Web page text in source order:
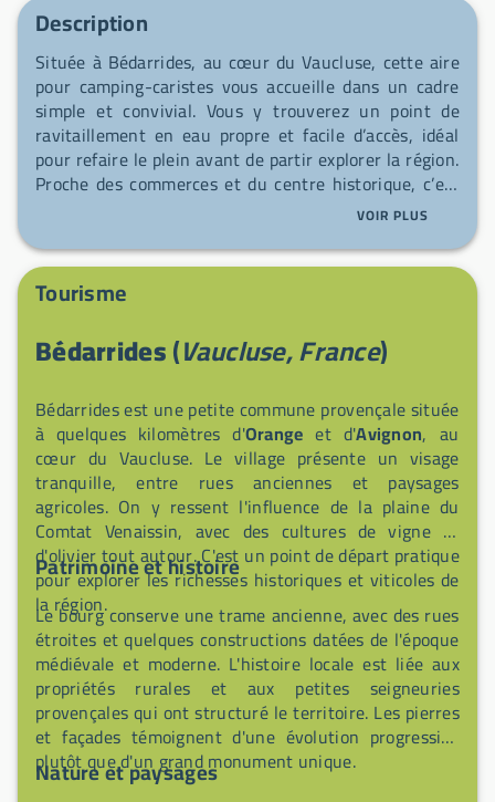
Description
Située à Bédarrides, au cœur du Vaucluse, cette aire
pour camping-caristes vous accueille dans un cadre
simple et convivial. Vous y trouverez un point de
ravitaillement en eau propre et facile d’accès, idéal
pour refaire le plein avant de partir explorer la région.
Proche des commerces et du centre historique, c’est
un arrêt pratique et chaleureux pour reprendre des
VOIR PLUS
Tourisme
Bédarrides(Vaucluse, France)
Bédarrides est une petite commune provençale située
à quelques kilomètres d'Orange et d'Avignon, au
cœur du Vaucluse. Le village présente un visage
tranquille, entre rues anciennes et paysages
agricoles. On y ressent l'influence de la plaine du
Comtat Venaissin, avec des cultures de vigne et
d'olivier tout autour. C'est un point de départ pratique
pour explorer les richesses historiques et viticoles de
la région.
Patrimoine et histoire
Le bourg conserve une trame ancienne, avec des rues
étroites et quelques constructions datées de l'époque
médiévale et moderne. L'histoire locale est liée aux
propriétés rurales et aux petites seigneuries
provençales qui ont structuré le territoire. Les pierres
et façades témoignent d'une évolution progressive
plutôt que d'un grand monument unique.
Nature et paysages